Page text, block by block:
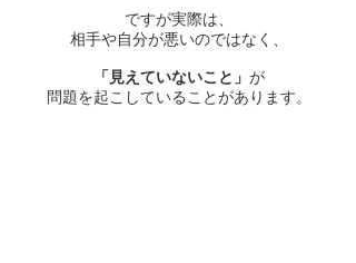
ですが実際は、
相手や自分が悪いのではなく、
「見えていないこと」 が
問題を起こしていることがあります。